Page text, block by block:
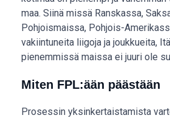
maa. Siinä missä Ranskassa,
Pohjoismaissa, Pohjois-
vakiintuneita liigoja ja joukkueita,
pienemmissä maissa ei juuri ole
Miten FPL:ään päästään
Prosessin yksinkertaistamista